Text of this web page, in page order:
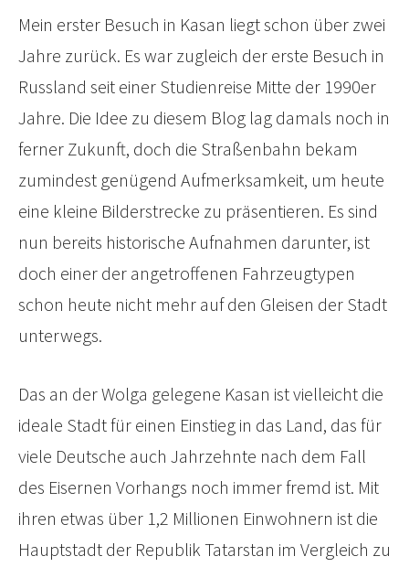
Mein erster Besuch in Kasan liegt schon über zwei
Jahre zurück. Es war zugleich der erste Besuch in
Russland seit einer Studienreise Mitte der 1990er
Jahre. Die Idee zu diesem Blog lag damals noch in
ferner Zukunft, doch die Straßenbahn bekam
zumindest genügend Aufmerksamkeit, um heute
eine kleine Bilderstrecke zu präsentieren. Es sind
nun bereits historische Aufnahmen darunter, ist
doch einer der angetroffenen Fahrzeugtypen
schon heute nicht mehr auf den Gleisen der Stadt
unterwegs.
Das an der Wolga gelegene Kasan ist vielleicht die
ideale Stadt für einen Einstieg in das Land, das für
viele Deutsche auch Jahrzehnte nach dem Fall
des Eisernen Vorhangs noch immer fremd ist. Mit
ihren etwas über 1,2 Millionen Einwohnern ist die
Hauptstadt der Republik Tatarstan im Vergleich zu